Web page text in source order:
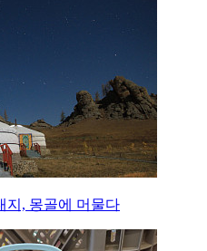
지, 몽골에 머물다